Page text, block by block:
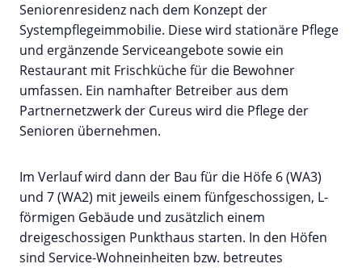
Seniorenresidenz nach dem Konzept der
Systempflegeimmobilie. Diese wird stationäre Pflege
und ergänzende Serviceangebote sowie ein
Restaurant mit Frischküche für die Bewohner
umfassen. Ein namhafter Betreiber aus dem
Partnernetzwerk der Cureus wird die Pflege der
Senioren übernehmen.
Im Verlauf wird dann der Bau für die Höfe 6 (WA3)
und 7 (WA2) mit jeweils einem fünfgeschossigen, L-
förmigen Gebäude und zusätzlich einem
dreigeschossigen Punkthaus starten. In den Höfen
sind Service-Wohneinheiten bzw. betreutes